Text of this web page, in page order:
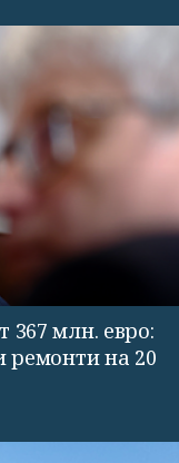
367 млн. евро:
ремонти на 20